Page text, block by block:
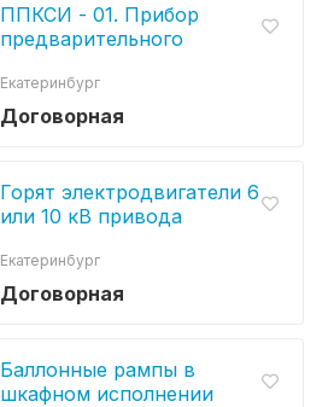
ППКСИ - 01. Прибор
предварительного
кабельной линии.
Договорная
Екатеринбург
Горят электродвигатели 6
или 10 кВ привода
Договорная
Екатеринбург
Баллонные рампы в
шкафном исполнении